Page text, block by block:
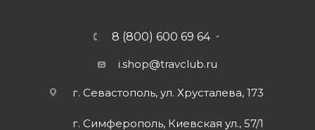
8 (800) 600 69 64
i.shop@travclub.ru
г. Севастополь, ул. Хрусталева, 173
г. Симферополь, Киевская ул., 57/1